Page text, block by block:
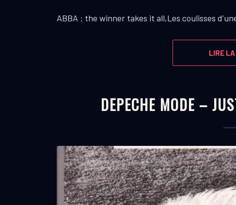
ABBA : the winner takes it all,Les coulisses
LIRE
DEPECHE MODE –